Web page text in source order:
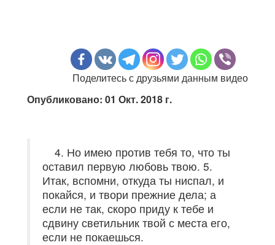
Поделитесь с друзьями данным видео
Опубликовано: 01 Окт. 2018 г.
4. Но имею против тебя то, что ты
оставил первую любовь твою. 5.
Итак, вспомни, откуда ты ниспал, и
покайся, и твори прежние дела; а
если не так, скоро приду к тебе и
сдвину светильник твой с места его,
если не покаешься.